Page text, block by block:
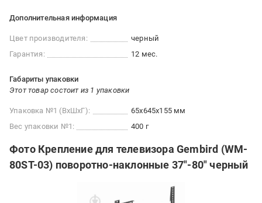
Дополнительная информация
Цвет производителя:
черный
Гарантия:
12 мес.
Габариты упаковки
Этот товар состоит из 1 упаковки
Упаковка №1 (ВхШхГ):
65x645x155 мм
Вес упаковки №1:
400 г
Фото Крепление для телевизора Gembird (WM-
80ST-03) поворотно-наклонные 37"-80" черный